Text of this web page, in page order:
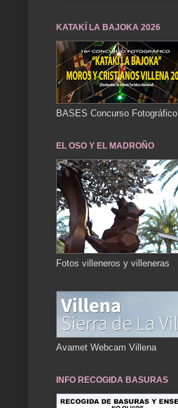
KATAKÍ LA BAJOKA 2026
BASES Concurso Fotográfico
EL OSO Y EL MADROÑO
Fotos villeneros y villeneras
Avamet Webcam Villena
INFO RECOGIDA BASURAS